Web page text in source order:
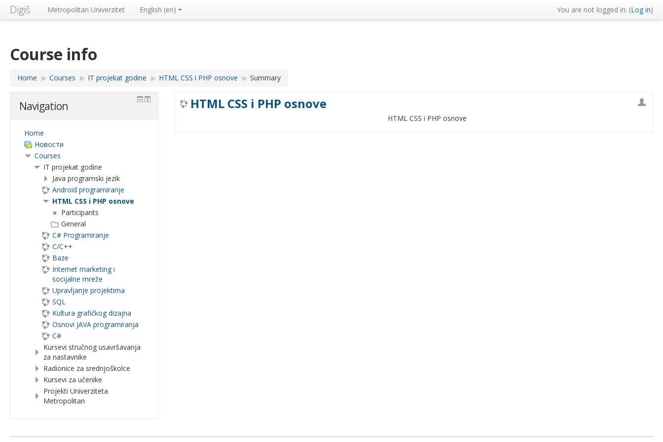
Digiš You are not logged in. (Log in)
Metropolitan Univerzitet English ‎(en)‎
Course info
Home ▶︎ Courses ▶︎ IT projekat godine ▶︎ HTML CSS i PHP osnove ▶︎ Summary
HTML CSS i PHP osnove
HTML CSS i PHP osnove
Navigation
Home
Новости
Courses
IT projekat godine
Java programski jezik
Android programiranje
HTML CSS i PHP osnove
Participants
General
C# Programiranje
C/C++
Baze
Internet marketing i
socijalne mreže
Upravljanje projektima
SQL
Kultura grafičkog dizajna
Osnovi JAVA programiranja
C#
Kursevi stručnog usavršavanja
za nastavnike
Radionice za srednjoškolce
Kursevi za učenike
Projekti Univerziteta
Metropolitan